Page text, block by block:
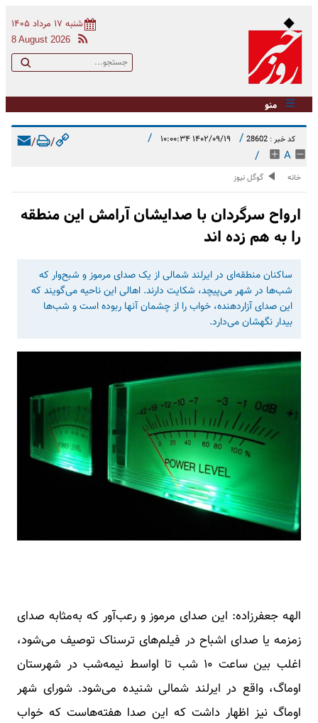
شنبه ۱۷ مرداد ۱۴۰۵
8 August 2026
منو
کد خبر : 28602 / ۱۴۰۲/۰۹/۱۹ ۱۰:۰۰:۳۴ /
A
/
/
/
خانه گوگل نیوز
ارواح سرگردان با صدایشان آرامش این منطقه
را به هم زده اند
ساکنان منطقه‌ای در ایرلند شمالی از یک صدای مرموز و شبح‌وار که
شب‌ها در شهر می‌پیچد، شکایت دارند. اهالی این ناحیه می‌گویند که
این صدای آزاردهنده، خواب را از چشمان آنها ربوده است و شب‌ها
بیدار نگهشان می‌دارد.
الهه جعفرزاده: این صدای مرموز و رعب‌آور که به‌مثابه صدای
زمزمه یا صدای اشباح در فیلم‌های ترسناک توصیف می‌شود،
اغلب بین ساعت ۱۰ شب تا اواسط نیمه‌شب در شهرستان
اوماگ، واقع در ایرلند شمالی شنیده می‌شود. شورای شهر
اوماگ نیز اظهار داشت که این صدا هفته‌هاست که خواب